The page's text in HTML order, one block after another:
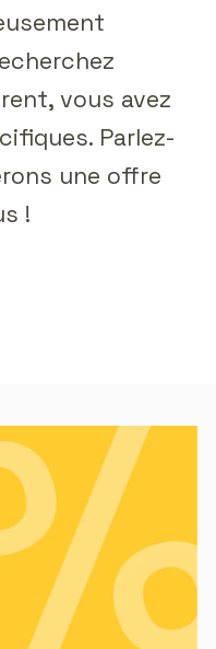
vous avez
Parlez-
une offre
!